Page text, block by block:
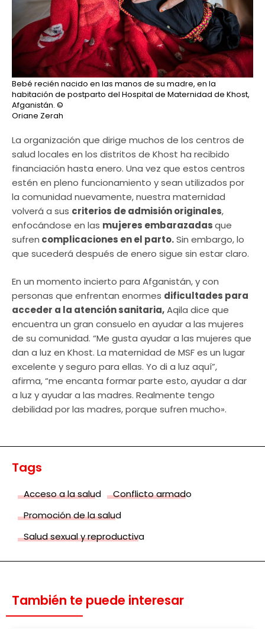
Bebé recién nacido en las manos de su madre, en la
habitación de postparto del Hospital de Maternidad de Khost,
Afganistán. ©
Oriane Zerah
La organización que dirige muchos de los centros de
salud locales en los distritos de Khost ha recibido
financiación hasta enero. Una vez que estos centros
estén en pleno funcionamiento y sean utilizados por
la comunidad nuevamente, nuestra maternidad
volverá a sus criterios de admisión originales,
enfocándose en las mujeres embarazadasque
sufren complicaciones en el parto.Sin embargo, lo
que sucederá después de enero sigue sin estar claro.
En un momento incierto para Afganistán, y con
personas que enfrentan enormes dificultades para
acceder a la atención sanitaria,Aqila dice que
encuentra un gran consuelo en ayudar a las mujeres
de su comunidad. “Me gusta ayudar a las mujeres que
dan a luz en Khost. La maternidad de MSF es un lugar
excelente y seguro para ellas. Yo di a luz aquí”,
afirma, “me encanta formar parte esto, ayudar a dar
a luz y ayudar a las madres. Realmente tengo
debilidad por las madres, porque sufren mucho».
Tags
Acceso a la salud
Conflicto armado
Promoción de la salud
Salud sexual y reproductiva
También te puede interesar